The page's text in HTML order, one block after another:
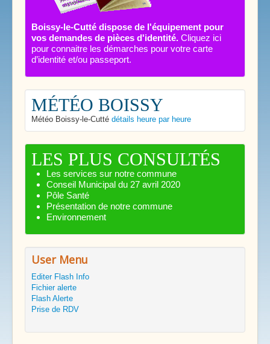
Boissy-le-Cutté dispose de l'équipement pour
vos demandes de pièces d'identité. Cliquez ici
pour connaitre les démarches pour votre carte
d’identité et/ou passeport.
MÉTÉO BOISSY
Météo Boissy-le-Cutté détails heure par heure
LES PLUS CONSULTÉS
Les services sur notre commune
Conseil Municipal du 27 avril 2020
Pôle Santé
Présentation de notre commune
Environnement
User Menu
Editer Flash Info
Fichier alerte
Flash Alerte
Prise de RDV